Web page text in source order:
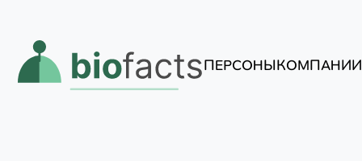
ПЕРСОНЫКОМПАНИИ